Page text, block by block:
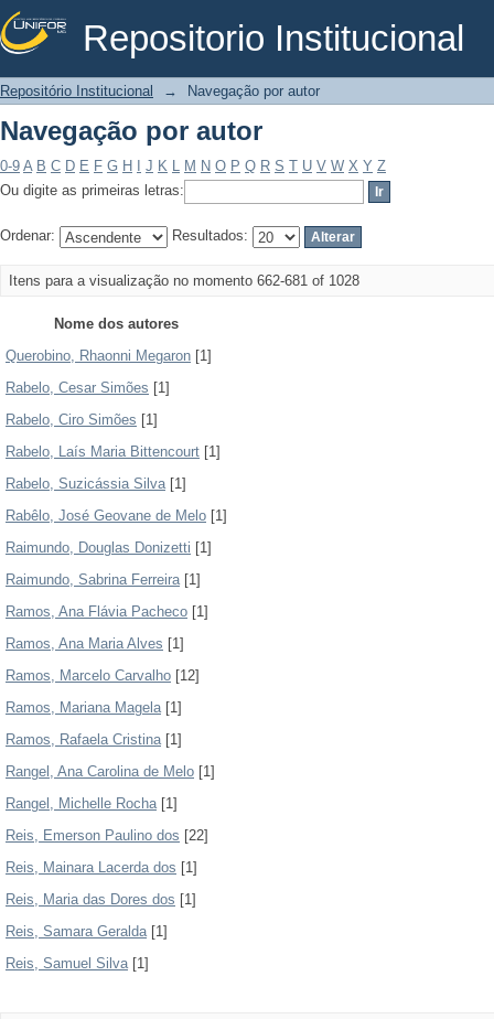
Repositorio Institucional
Navegação por autor
Repositório Institucional → Navegação por autor
Navegação por autor
0-9 A B C D E F G H J K L M N O P Q R S T U V W X Y Z
Ou digite as primeiras letras:
Ordenar: Resultados:
Itens para a visualização no momento 662-681 of 1028
Nome dos autores
Querobino, Rhaonni Megaron [1]
Rabelo, Cesar Simões [1]
Rabelo, Ciro Simões [1]
Rabelo, Laís Maria Bittencourt [1]
Rabelo, Suzicássia Silva[1]
Rabêlo, José Geovane de Melo [1]
Raimundo, Douglas Donizetti [1]
Raimundo, Sabrina Ferreira[1]
Ramos, Ana Flávia Pacheco [1]
Ramos, Ana Maria Alves [1]
Ramos, Marcelo Carvalho [12]
Ramos, Mariana Magela[1]
Ramos, Rafaela Cristina[1]
Rangel, Ana Carolina de Melo [1]
Rangel, Michelle Rocha[1]
Reis, Emerson Paulino dos [22]
Reis, Mainara Lacerda dos [1]
Reis, Maria das Dores dos [1]
Reis, Samara Geralda[1]
Reis, Samuel Silva[1]